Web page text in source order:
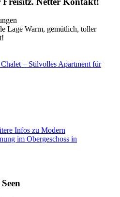
Lage Warm, gemütlich, toller
– Stilvolles Apartment für
Infos zu Modern
im Obergeschoss in